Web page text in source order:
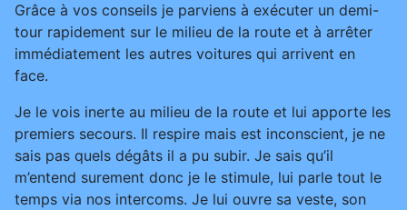
Grâce à vos conseils je parviens à exécuter un demi-
tour rapidement sur le milieu de la route et à arrêter
immédiatement les autres voitures qui arrivent en
face.
Je le vois inerte au milieu de la route et lui apporte les
premiers secours. Il respire mais est inconscient, je ne
sais pas quels dégâts il a pu subir. Je sais qu’il
m’entend surement donc je le stimule, lui parle tout le
temps via nos intercoms. Je lui ouvre sa veste, son